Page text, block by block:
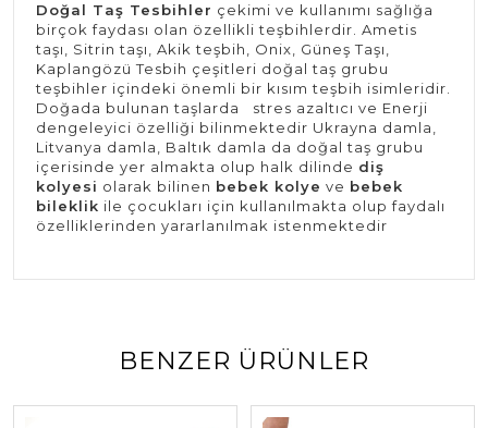
Doğal Taş Tesbihler çekimi ve kullanımı sağlığa
birçok faydası olan özellikli teşbihlerdir. Ametis
taşı, Sitrin taşı, Akik teşbih, Onix, Güneş Taşı,
Kaplangözü Tesbih çeşitleri doğal taş grubu
teşbihler içindeki önemli bir kısım teşbih isimleridir.
Doğada bulunan taşlarda stres azaltıcı ve Enerji
dengeleyici özelliği bilinmektedir Ukrayna damla,
Litvanya damla, Baltık damla da doğal taş grubu
içerisinde yer almakta olup halk dilinde diş
kolyesi olarak bilinen bebek kolye ve bebek
bileklik ile çocukları için kullanılmakta olup faydalı
özelliklerinden yararlanılmak istenmektedir
BENZER ÜRÜNLER